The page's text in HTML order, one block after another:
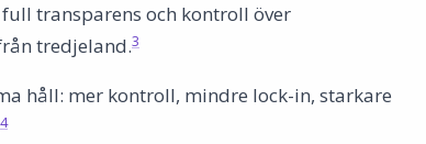
transparens och kontroll över
tredjeland.3
håll: mer kontroll, mindre lock-in, starkare
4